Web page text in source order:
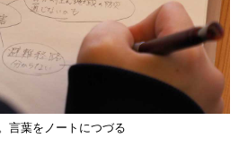
言葉をノートにつづる